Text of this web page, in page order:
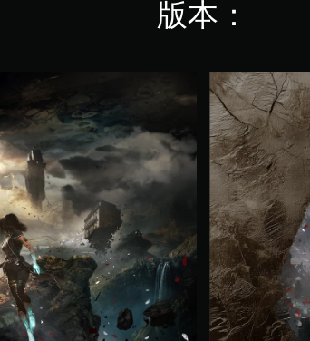
版本：
豪
华
版